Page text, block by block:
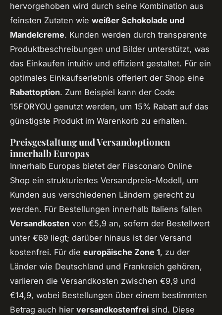
hervorgehoben wird durch seine Kombination aus
feinsten Zutaten wie weißer Schokolade und
Mandelcreme. Kunden werden durch transparente
Produktbeschreibungen und Bilder unterstützt, was
das Einkaufen intuitiv und effizient gestaltet. Für ein
optimales Einkaufserlebnis offeriert der Shop eine
Rabattoption. Zum Beispiel kann der Code
15FORYOU genutzt werden, um 15% Rabatt auf das
günstigste Produkt im Warenkorb zu erhalten.
Preisgestaltung und Versandoptionen
innerhalb Europas
Innerhalb Europas bietet der Fiasconaro Online
Shop ein strukturiertes Versandpreis-Modell, um
Kunden aus verschiedenen Ländern gerecht zu
werden. Für Bestellungen innerhalb Italiens fallen
Versandkosten von €5,9 an, sofern der Bestellwert
unter €69 liegt; darüber hinaus ist der Versand
kostenfrei. Für die europäische Zone 1, zu der
Länder wie Deutschland und Frankreich gehören,
variieren die Versandkosten zwischen €9,9 und
€14,9, wobei Bestellungen über einem bestimmten
Betrag auch hier versandkostenfrei sind. Diese